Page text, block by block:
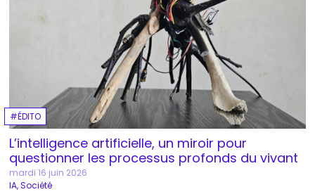
ÉDITO
L’intelligence artificielle, un miroir pour
questionner les processus profonds du vivant
mardi 16 juin 2026
IA Société